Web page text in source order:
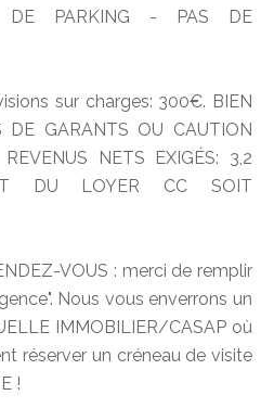
PARKING - PAS DE
sur charges: 300€. BIEN
DE GARANTS OU CAUTION
NETS EXIGÉS: 3,2
DU LOYER CC SOIT
VOUS : merci de remplir
Nous vous enverrons un
IMMOBILIER/CASAP où
réserver un créneau de visite
!